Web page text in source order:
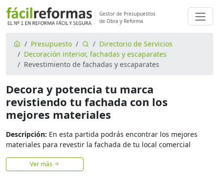
Gestor de Presupuestos
de Obra y Reforma
Presupuesto
Directorio de Servicios
Decoración interior, fachadas y escaparates
Revestimiento de fachadas y escaparates
Decora y potencia tu marca
revistiendo tu fachada con los
mejores materiales
Descripción: En esta partida podrás encontrar los mejores
materiales para revestir la fachada de tu local comercial
Ver más